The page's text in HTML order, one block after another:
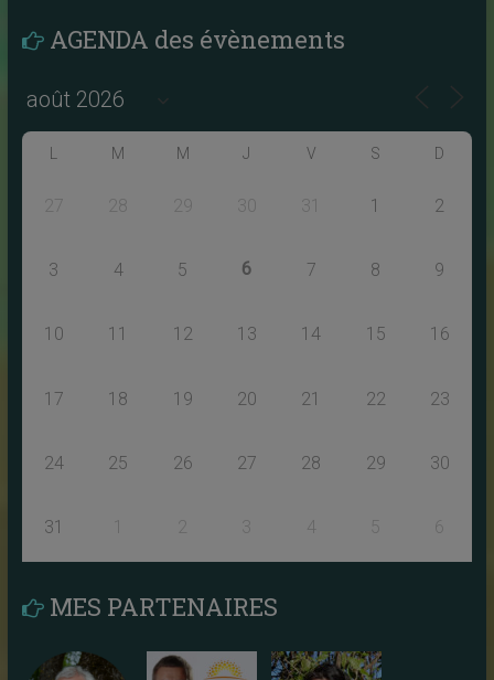
AGENDA des évènements
L M M J V S D
27 28 29 30 31 1 2
3 4 5 6 7 8 9
10 11 12 13 14 15 16
17 18 19 20 21 22 23
24 25 26 27 28 29 30
31 2 3 5 6
MES PARTENAIRES